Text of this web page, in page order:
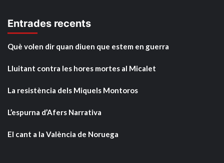
Entrades recents
Què volen dir quan diuen que estem en guerra
Lluitant contra les hores mortes al Micalet
La resistència dels Miquels Montoros
L’espurna d’Afers Narrativa
El cant a la València de Noruega